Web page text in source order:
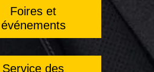
Foires et
événements
Service des